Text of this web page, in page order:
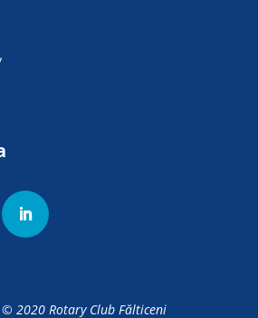
© 2020 Rotary Club Fălticeni